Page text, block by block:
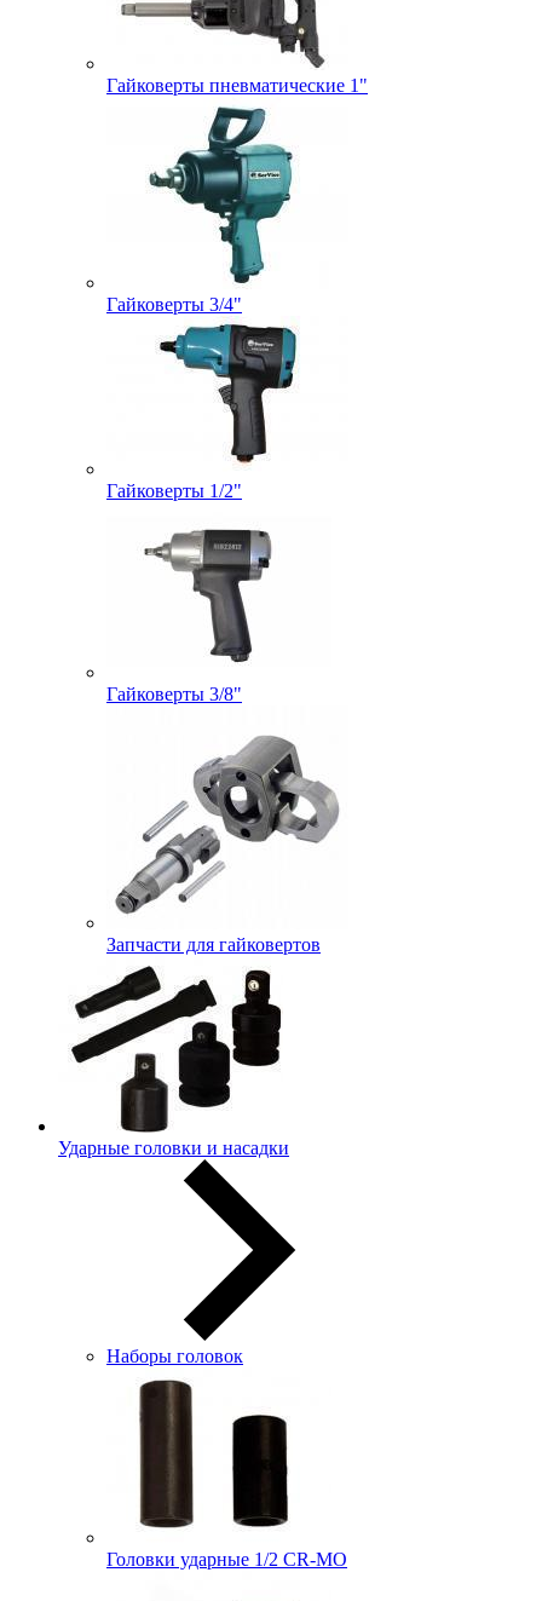
Гайковерты пневматические 1"
Гайковерты 3/4"
Гайковерты 1/2"
Гайковерты 3/8"
Запчасти для гайковертов
Ударные головки и насадки
Наборы головок
Головки ударные 1/2 CR-MO